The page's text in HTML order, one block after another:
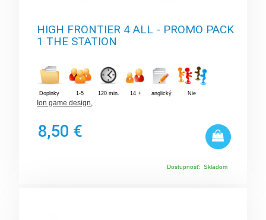
HIGH FRONTIER 4 ALL - PROMO PACK
1 THE STATION
Doplnky 1-5 120 min. 14 + anglický Nie
Ion game design
8,50 €
Dostupnosť: Skladom